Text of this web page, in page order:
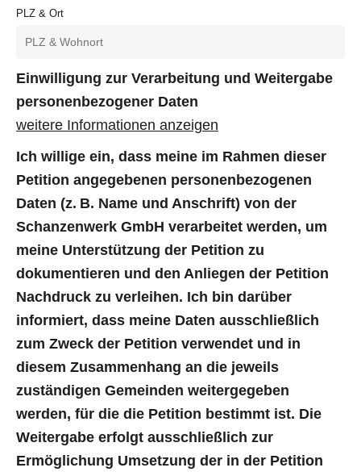
PLZ & Ort
Einwilligung zur Verarbeitung und Weitergabe
personenbezogener Daten
weitere Informationen anzeigen
Ich willige ein, dass meine im Rahmen dieser
Petition angegebenen personenbezogenen
Daten (z. B. Name und Anschrift) von der
Schanzenwerk GmbH verarbeitet werden, um
meine Unterstützung der Petition zu
dokumentieren und den Anliegen der Petition
Nachdruck zu verleihen. Ich bin darüber
informiert, dass meine Daten ausschließlich
zum Zweck der Petition verwendet und in
diesem Zusammenhang an die jeweils
zuständigen Gemeinden weitergegeben
werden, für die die Petition bestimmt ist. Die
Weitergabe erfolgt ausschließlich zur
Ermöglichung Umsetzung der in der Petition